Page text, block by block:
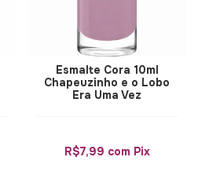
Esmalte Cora 10ml
Chapeuzinho e o Lobo
Era Uma Vez
R$7,99 com Pix